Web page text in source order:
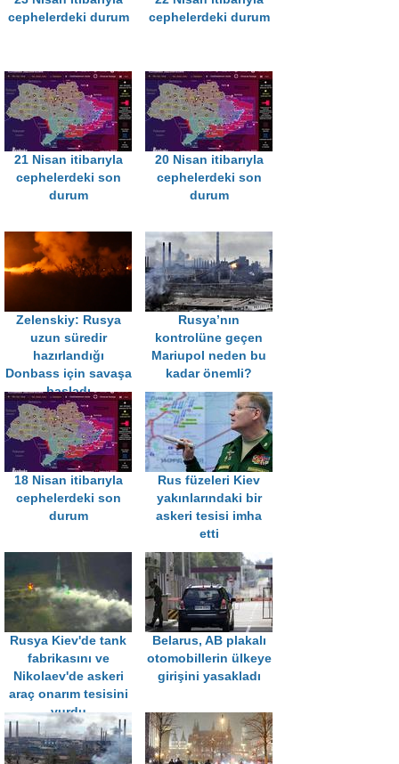
cephelerdeki durum
cephelerdeki durum
21 Nisan itibarıyla
cephelerdeki son
durum
20 Nisan itibarıyla
cephelerdeki son
durum
Zelenskiy: Rusya
uzun süredir
hazırlandığı
Donbass için savaşa
başladı
Rusya’nın
kontrolüne geçen
Mariupol neden bu
kadar önemli?
18 Nisan itibarıyla
cephelerdeki son
durum
Rus füzeleri Kiev
yakınlarındaki bir
askeri tesisi imha
etti
Rusya Kiev'de tank
fabrikasını ve
Nikolaev'de askeri
araç onarım tesisini
vurdu
Belarus, AB plakalı
otomobillerin ülkeye
girişini yasakladı